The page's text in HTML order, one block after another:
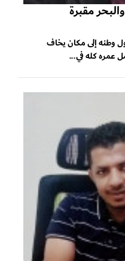
مقبرة
وطنه إلى مكان يخاف
عمره كله في...